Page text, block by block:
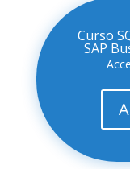
Curso
SAP